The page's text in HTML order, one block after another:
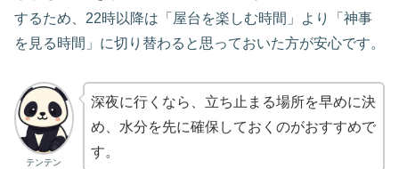
するため、22時以降は「屋台を楽しむ時間」より「神事
を見る時間」に切り替わると思っておいた方が安心です。
テンテン
深夜に行くなら、立ち止まる場所を早めに決
め、水分を先に確保しておくのがおすすめで
す。